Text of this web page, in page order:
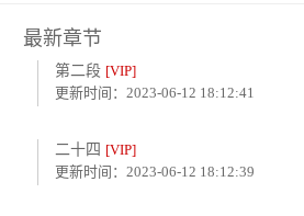
最新章节
第二段 [VIP]
更新时间：2023-06-12 18:12:41
二十四 [VIP]
更新时间：2023-06-12 18:12:39